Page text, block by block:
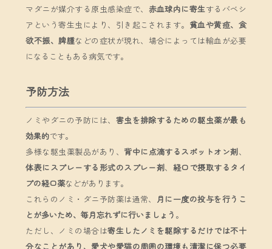
マダニが媒介する原虫感染症で、 赤血球内に寄生するバベシ
アという寄生虫により、引き起こされます。 貧血や黄疸、食
欲不振、脾腫などの症状が現れ、場合によっては輸血が必要
になることもある病気です。
予防方法
ノミやダニの予防には、 害虫を排除するための駆虫薬が最も
効果的です。
多様な駆虫薬製品があり、 背中に点滴するスポットオン剤、
体表にスプレーする形式のスプレー剤、 経口で摂取するタイ
プの経口薬などがあります。
これらのノミ・ダニ予防薬は通常、 月に一度の投与を行うこ
とが多いため、毎月忘れずに行いましょう 。
ただし、ノミの場合は寄生したノミを駆除するだけでは不十
分なことがあり、愛犬や愛猫の周囲の環境も清潔に保つ必要